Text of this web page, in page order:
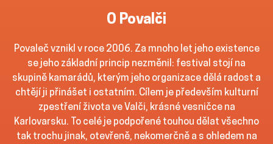
O Povalči
Povaleč vznikl v roce 2006. Za mnoho let jeho existence
se jeho základní princip nezměnil: festival stojí na
skupině kamarádů, kterým jeho organizace dělá radost a
chtějí ji přinášet i ostatním. Cílem je především kulturní
zpestření života ve Valči, krásné vesničce na
Karlovarsku. To celé je podpořené touhou dělat všechno
tak trochu jinak, otevřeně, nekomerčně a s ohledem na